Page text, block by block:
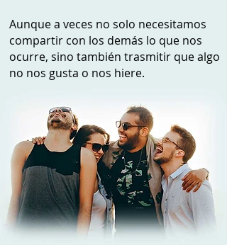
Aunque a veces no solo necesitamos
compartir con los demás lo que nos
ocurre, sino también trasmitir que algo
no nos gusta o nos hiere.